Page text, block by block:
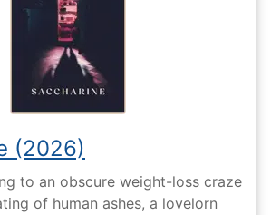
(2026)
to an obscure weight-loss craze
of human ashes, a lovelorn